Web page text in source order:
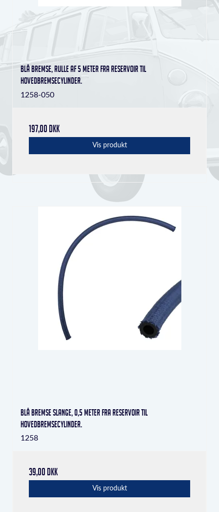
Blå bremse, rulle af 5 meter fra reservoir til
hovedbremsecylinder.
1258-050
197,00 DKK
Vis produkt
Blå bremse slange, 0,5 meter fra reservoir til
hovedbremsecylinder.
1258
39,00 DKK
Vis produkt